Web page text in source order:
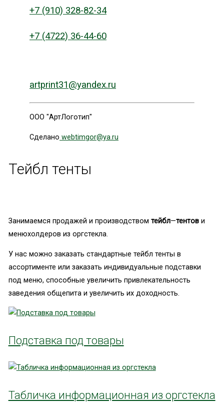
+7 (910) 328-82-34
+7 (4722) 36-44-60
artprint31@yandex.ru
ООО "АртЛоготип"
Сделано webtimgor@ya.ru
Тейбл тенты
Занимаемся продажей и производством тейбл—тентови
менюхолдеров из оргстекла.
У нас можно заказать стандартные тейбл тенты в
ассортименте или заказать индивидуальные подставки
под меню, способные увеличить привлекательность
заведения общепита и увеличить их доходность.
Подставка под товары
Табличка информационная из оргстекла